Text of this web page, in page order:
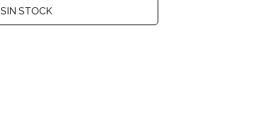
SIN STOCK